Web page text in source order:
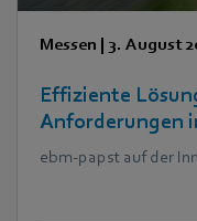
Messen | 3. August
Effiziente
Anforderungen
ebm‑papst auf der